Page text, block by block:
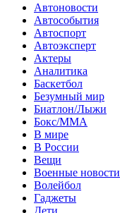
Автоновости
Автособытия
Автоспорт
Автоэксперт
Актеры
Аналитика
Баскетбол
Безумный мир
Биатлон/Лыжи
Бокс/MMA
В мире
В России
Вещи
Военные новости
Волейбол
Гаджеты
Дети